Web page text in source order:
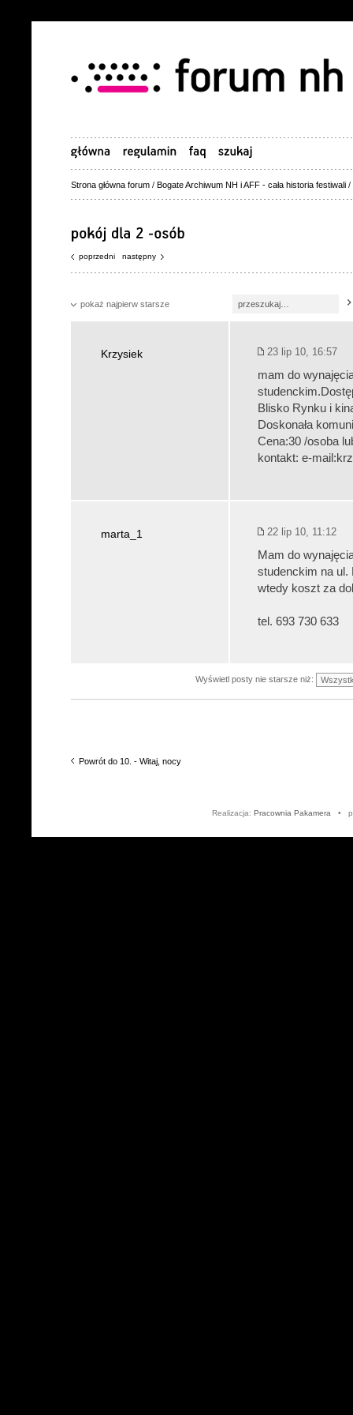
Strona główna forum / Bogate Archiwum NH i AFF - cała historia festiwali /
poprzedni następny
pokaż najpierw starsze
Krzysiek 23 lip 10, 16:57
mam do
Blisko Rynku i
Doskonała
Cena:30 /osoba
kontakt: e-
marta_1 22 lip 10, 11:12
Mam do
studenckim na ul.
wtedy koszt za
tel. 693 730 633
Wyświetl posty nie starsze niż:
Powrót do 10. - Witaj, nocy
Realizacja: Pracownia Pakamera •